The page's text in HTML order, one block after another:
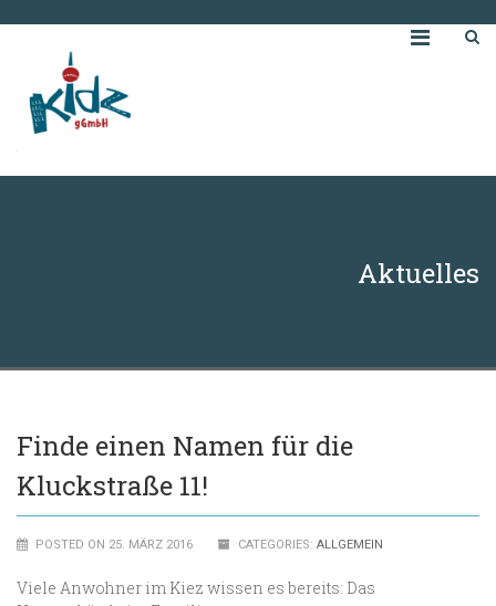
Aktuelles
Finde einen Namen für die
Kluckstraße 11!
POSTED ON 25. MÄRZ 2016 CATEGORIES: ALLGEMEIN
Viele Anwohner im Kiez wissen es bereits: Das